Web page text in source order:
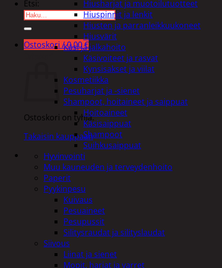
Etsi:
Ostoskori /0,00€
Ostoskori on tyhjä.
Takaisin kauppaan
Hiusharjat ja muotoilutuotteet
Hiuspinnit ja lenkit
Hiusten ja parranleikkuukoneet
Hiusvärit
Käsi ja jalkahoito
Käsivoiteet ja rasvat
Kynsisakset ja viilat
Kosmetiikka
Pesuharjat ja -sienet
Shampoot, hoitaineet ja saippuat
Hoitoaineet
Käsisaippuat
Shampoot
Suihkusaippuat
Hyvinvointi
Muu kauneuden ja terveydenhoito
Paperit
Pyykinpesu
Kuivaus
Pesuaineet
Pesupussit
Silitysraudat ja silityslaudat
Siivous
Liinat ja sienet
Mopit, harjat ja varret